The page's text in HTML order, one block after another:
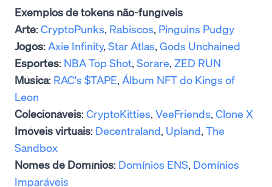
Exemplos de tokens não-fungíveis
Arte: CryptoPunks, Rabiscos, Pinguins Pudgy
Jogos: Axie Infinity, Star Atlas, Gods Unchained
Esportes: NBA Top Shot, Sorare, ZED RUN
Música: RAC's $TAPE, Álbum NFT do Kings of
Leon
Colecionáveis: CryptoKitties, VeeFriends, Clone X
Imóveis virtuais: Decentraland, Upland, The
Sandbox
Nomes de Domínios: Domínios ENS, Domínios
Imparáveis